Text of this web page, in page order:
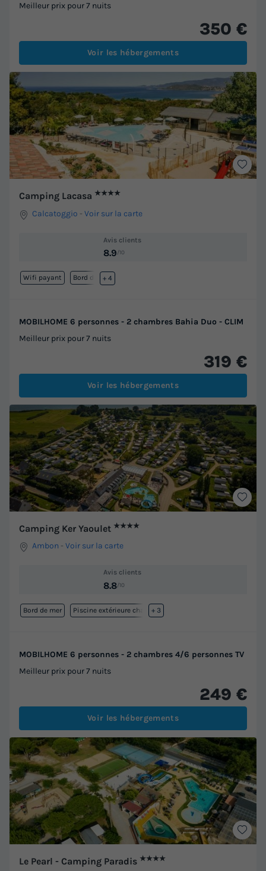
Meilleur prix pour 7 nuits
350 €
Voir les hébergements
Camping Lacasa ★★★★
Calcatoggio -Voir sur la carte
Avis clients
8.9/10
Wifi payant Bord de mer
+ 4
MOBILHOME 6 personnes - 2 chambres Bahia Duo - CLIM
Meilleur prix pour 7 nuits
319 €
Voir les hébergements
Camping Ker Yaoulet ★★★★
Ambon -Voir sur la carte
Avis clients
8.8/10
Bord de mer Piscine extérieure chauffée
+ 3
MOBILHOME 6 personnes - 2 chambres 4/6 personnes TV
Meilleur prix pour 7 nuits
249 €
Voir les hébergements
Le Pearl - Camping Paradis ★★★★